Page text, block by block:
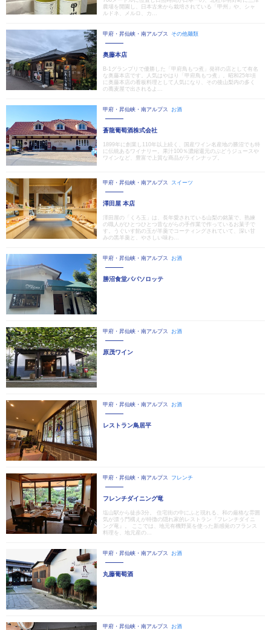
農場を開園し、日本古来から栽培されている「甲州」や、シャ
ルドネ、メルロ、カ...
甲府・昇仙峡・南アルプス その他麺類
奥藤本店
B-1グランプリで優勝した「甲府鳥もつ煮」発祥の店として有名
な奥藤本店です。人気はやはり「甲府鳥もつ煮」。昭和25年頃
に奥藤本店の看板料理として人気になり、その後山梨内の多く
の蕎麦屋で出されるよ...
甲府・昇仙峡・南アルプス お酒
蒼龍葡萄酒株式会社
1899年に創業し110年以上続く、国産ワイン名産地の勝沼でも特
に伝統あるワイナリー。果汁100％濃縮還元のぶどうジュースや
ワインなど、豊富で上質な商品がラインナップ。
甲府・昇仙峡・南アルプス スイーツ
澤田屋 本店
澤田屋の「くろ玉」は、長年愛されている山梨の銘菓で、熟練
の職人がひとつひとつ昔ながらの手作業で作っているお菓子で
す。うぐいす餡の玉が羊羹でコーティングされていて、深い甘
みの黒羊羹と、やさしい味わ...
甲府・昇仙峡・南アルプス お酒
勝沼食堂パパソロッテ
甲府・昇仙峡・南アルプス お酒
原茂ワイン
甲府・昇仙峡・南アルプス お酒
レストラン鳥居平
甲府・昇仙峡・南アルプス フレンチ
フレンチダイニング竜
塩山駅から徒歩3分。 住宅街の中にふと現れる、和の厳格な雰囲
気が漂う門構えが特徴の隠れ家的レストラン『フレンチダイニ
ング竜』。 ここでは、地元有機野菜を使った新感覚のフランス
料理を、地元産の...
甲府・昇仙峡・南アルプス お酒
丸藤葡萄酒
甲府・昇仙峡・南アルプス お酒